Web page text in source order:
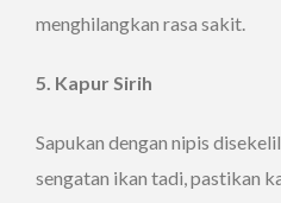
menghilangkan rasa sakit.
5. Kapur Sirih
Sapukan dengan nipis
sengatan ikan tadi, pastikan